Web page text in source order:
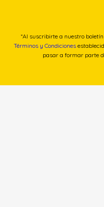
*Al suscribirte a nuestro
Términos y Condiciones
pasar a formar parte